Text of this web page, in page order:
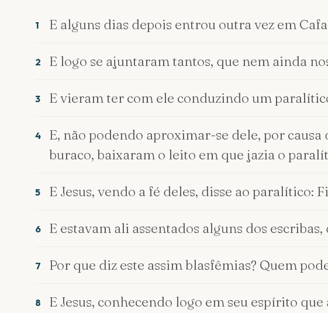
1 E alguns dias depois entrou outra vez em
2 E logo se ajuntaram tantos, que nem ainda
3 E vieram ter com ele conduzindo um
4
E, não podendo aproximar-se dele, por
buraco, baixaram o leito em que jazia o
5 E Jesus, vendo a fé deles, disse ao paralítico:
6 E estavam ali assentados alguns dos
7 Por que diz este assim blasfêmias? Quem
8
E Jesus, conhecendo logo em seu espírito